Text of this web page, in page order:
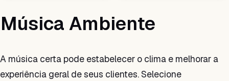
Música Ambiente
A música certa pode estabelecer o clima e melhorar a
experiência geral de seus clientes. Selecione